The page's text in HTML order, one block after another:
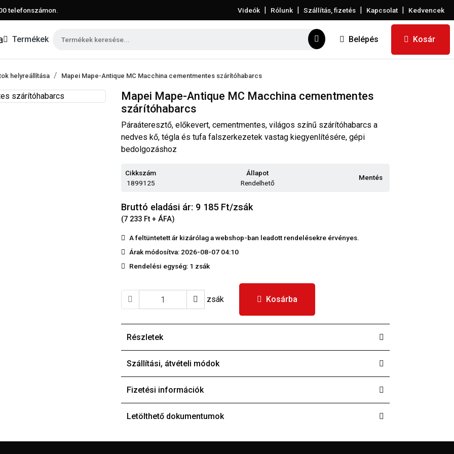
telefonszámon. Videók | Rólunk | Szállítás, fizetés | Kapcsolat | Kedvencek
Termékek Belépés Kosár
helyreállítása Mapei Mape-Antique MC Macchina cementmentes szárítóhabarcs
Mapei Mape-Antique MC Macchina cementmentes
szárítóhabarcs
Páraáteresztő, előkevert, cementmentes, világos színű szárítóhabarcs a
nedves kő, tégla és tufa falszerkezetek vastag kiegyenlítésére, gépi
bedolgozáshoz
Cikkszám
1899125
Állapot
Rendelhető
Mentés
Bruttó eladási ár: 9 185Ft/zsák
(7 233 Ft + ÁFA)
A feltüntetett ár kizárólag a webshop-ban leadott rendelésekre érvényes.
Árak módosítva: 2026-08-07 04:10
Rendelési egység: 1 zsák
zsák Kosárba
Részletek
Szállítási, átvételi módok
Fizetési információk
Letölthető dokumentumok